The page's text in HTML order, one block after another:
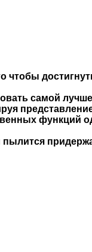
чтобы
самой
функций